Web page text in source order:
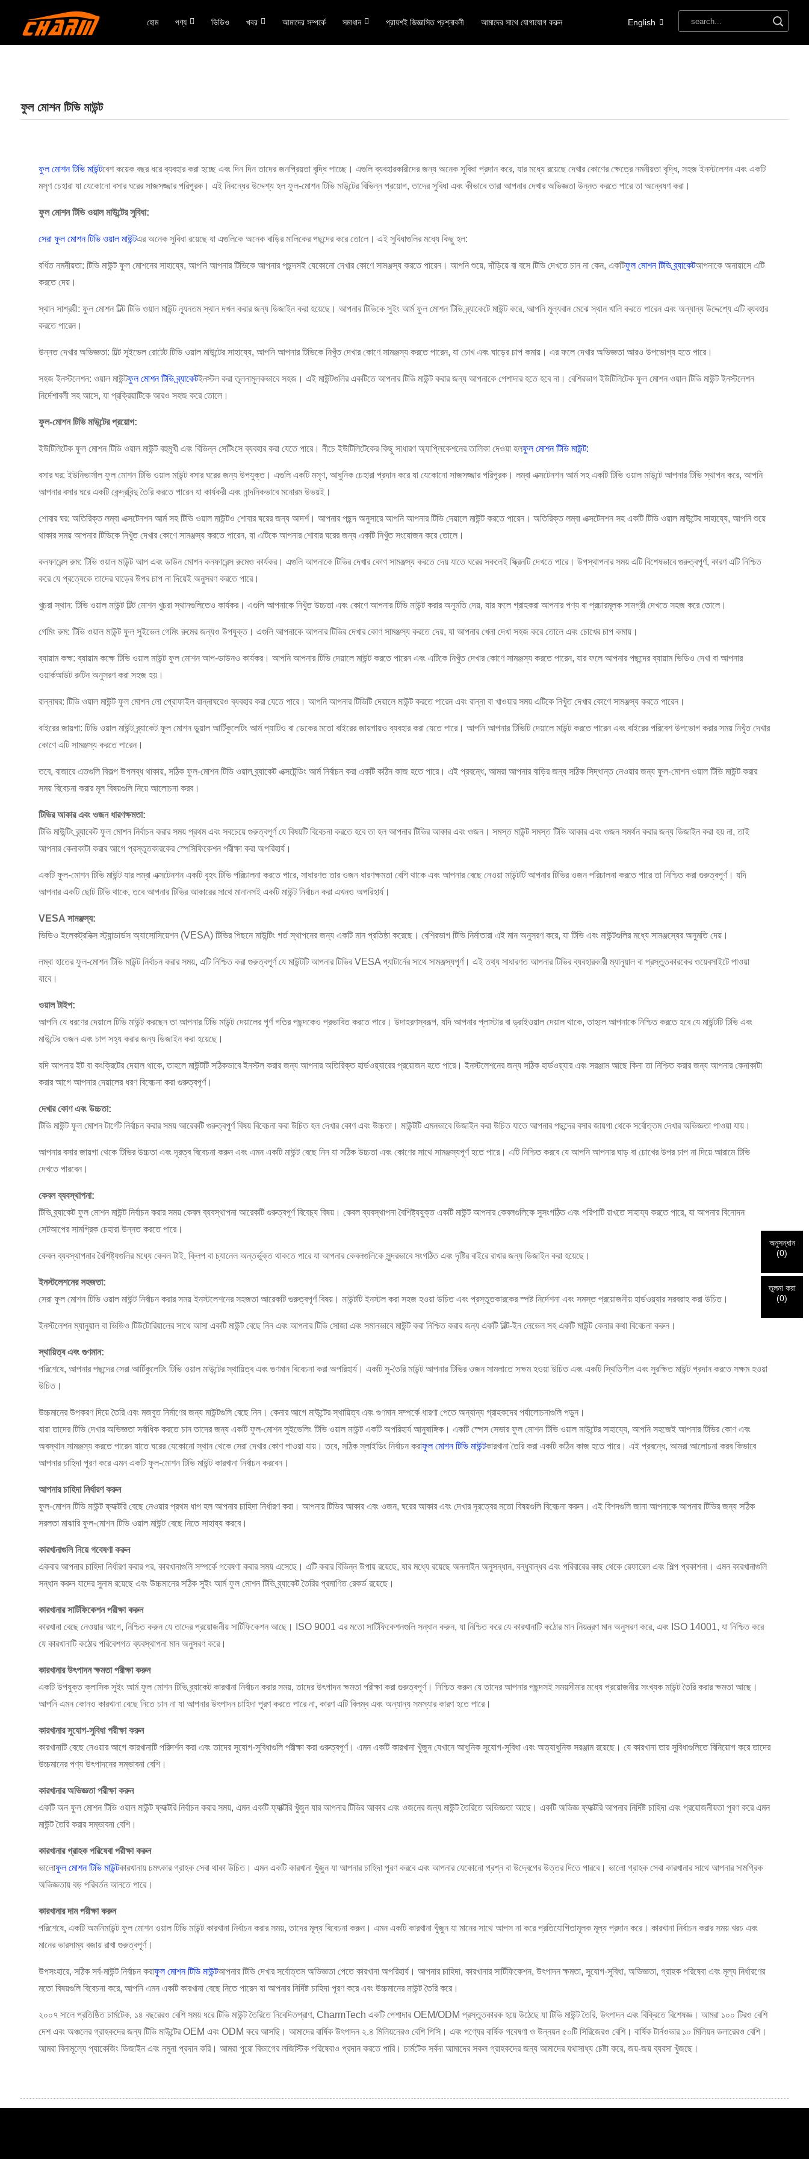
হোম পণ্য ভিডিও খবর আমাদের সম্পর্কে সমাধান প্রায়শই জিজ্ঞাসিত প্রশ্নাবলী আমাদের সাথে যোগাযোগ করুন English
ফুল মোশন টিভি মাউন্ট
ফুল মোশন টিভি মাউন্টবেশ কয়েক বছর ধরে ব্যবহার করা হচ্ছে এবং দিন দিন তাদের জনপ্রিয়তা বৃদ্ধি পাচ্ছে। এগুলি ব্যবহারকারীদের জন্য অনেক সুবিধা প্রদান করে, যার মধ্যে রয়েছে দেখার কোণের ক্ষেত্রে নমনীয়তা বৃদ্ধি, সহজ ইনস্টলেশন এবং একটি
মসৃণ চেহারা যা যেকোনো বসার ঘরের সাজসজ্জার পরিপূরক। এই নিবন্ধের উদ্দেশ্য হল ফুল-মোশন টিভি মাউন্টের বিভিন্ন প্রয়োগ, তাদের সুবিধা এবং কীভাবে তারা আপনার দেখার অভিজ্ঞতা উন্নত করতে পারে তা অন্বেষণ করা।
ফুল মোশন টিভি ওয়াল মাউন্টের সুবিধা:
সেরা ফুল মোশন টিভি ওয়াল মাউন্টএর অনেক সুবিধা রয়েছে যা এগুলিকে অনেক বাড়ির মালিকের পছন্দের করে তোলে। এই সুবিধাগুলির মধ্যে কিছু হল:
বর্ধিত নমনীয়তা: টিভি মাউন্ট ফুল মোশনের সাহায্যে, আপনি আপনার টিভিকে আপনার পছন্দসই যেকোনো দেখার কোণে সামঞ্জস্য করতে পারেন। আপনি শুয়ে, দাঁড়িয়ে বা বসে টিভি দেখতে চান না কেন, একটিফুল মোশন টিভি ব্র্যাকেটআপনাকে অনায়াসে এটি
করতে দেয়।
স্থান সাশ্রয়ী: ফুল মোশন টিল্ট টিভি ওয়াল মাউন্ট ন্যূনতম স্থান দখল করার জন্য ডিজাইন করা হয়েছে। আপনার টিভিকে সুইং আর্ম ফুল মোশন টিভি ব্র্যাকেটে মাউন্ট করে, আপনি মূল্যবান মেঝে স্থান খালি করতে পারেন এবং অন্যান্য উদ্দেশ্যে এটি ব্যবহার
করতে পারেন।
উন্নত দেখার অভিজ্ঞতা: টিল্ট সুইভেল রোটেট টিভি ওয়াল মাউন্টের সাহায্যে, আপনি আপনার টিভিকে নিখুঁত দেখার কোণে সামঞ্জস্য করতে পারেন, যা চোখ এবং ঘাড়ের চাপ কমায়। এর ফলে দেখার অভিজ্ঞতা আরও উপভোগ্য হতে পারে।
সহজ ইনস্টলেশন: ওয়াল মাউন্টফুল মোশন টিভি ব্র্যাকেটইনস্টল করা তুলনামূলকভাবে সহজ। এই মাউন্টগুলির একটিতে আপনার টিভি মাউন্ট করার জন্য আপনাকে পেশাদার হতে হবে না। বেশিরভাগ ইউটিলিটেক ফুল মোশন ওয়াল টিভি মাউন্ট ইনস্টলেশন
নির্দেশাবলী সহ আসে, যা প্রক্রিয়াটিকে আরও সহজ করে তোলে।
ফুল-মোশন টিভি মাউন্টের প্রয়োগ:
ইউটিলিটেক ফুল মোশন টিভি ওয়াল মাউন্ট বহুমুখী এবং বিভিন্ন সেটিংসে ব্যবহার করা যেতে পারে। নীচে ইউটিলিটেকের কিছু সাধারণ অ্যাপ্লিকেশনের তালিকা দেওয়া হলফুল মোশন টিভি মাউন্ট:
বসার ঘর: ইউনিভার্সাল ফুল মোশন টিভি ওয়াল মাউন্ট বসার ঘরের জন্য উপযুক্ত। এগুলি একটি মসৃণ, আধুনিক চেহারা প্রদান করে যা যেকোনো সাজসজ্জার পরিপূরক। লম্বা এক্সটেনশন আর্ম সহ একটি টিভি ওয়াল মাউন্টে আপনার টিভি স্থাপন করে, আপনি
আপনার বসার ঘরে একটি কেন্দ্রবিন্দু তৈরি করতে পারেন যা কার্যকরী এবং নান্দনিকভাবে মনোরম উভয়ই।
শোবার ঘর: অতিরিক্ত লম্বা এক্সটেনশন আর্ম সহ টিভি ওয়াল মাউন্টও শোবার ঘরের জন্য আদর্শ। আপনার পছন্দ অনুসারে আপনি আপনার টিভি দেয়ালে মাউন্ট করতে পারেন। অতিরিক্ত লম্বা এক্সটেনশন সহ একটি টিভি ওয়াল মাউন্টের সাহায্যে, আপনি শুয়ে
থাকার সময় আপনার টিভিকে নিখুঁত দেখার কোণে সামঞ্জস্য করতে পারেন, যা এটিকে আপনার শোবার ঘরের জন্য একটি নিখুঁত সংযোজন করে তোলে।
কনফারেন্স রুম: টিভি ওয়াল মাউন্ট আপ এবং ডাউন মোশন কনফারেন্স রুমেও কার্যকর। এগুলি আপনাকে টিভির দেখার কোণ সামঞ্জস্য করতে দেয় যাতে ঘরের সকলেই স্ক্রিনটি দেখতে পারে। উপস্থাপনার সময় এটি বিশেষভাবে গুরুত্বপূর্ণ, কারণ এটি নিশ্চিত
করে যে প্রত্যেকে তাদের ঘাড়ের উপর চাপ না দিয়েই অনুসরণ করতে পারে।
খুচরা স্থান: টিভি ওয়াল মাউন্ট টিল্ট মোশন খুচরা স্থানগুলিতেও কার্যকর। এগুলি আপনাকে নিখুঁত উচ্চতা এবং কোণে আপনার টিভি মাউন্ট করার অনুমতি দেয়, যার ফলে গ্রাহকরা আপনার পণ্য বা প্রচারমূলক সামগ্রী দেখতে সহজ করে তোলে।
গেমিং রুম: টিভি ওয়াল মাউন্ট ফুল সুইভেল গেমিং রুমের জন্যও উপযুক্ত। এগুলি আপনাকে আপনার টিভির দেখার কোণ সামঞ্জস্য করতে দেয়, যা আপনার খেলা দেখা সহজ করে তোলে এবং চোখের চাপ কমায়।
ব্যায়াম কক্ষ: ব্যায়াম কক্ষে টিভি ওয়াল মাউন্ট ফুল মোশন আপ-ডাউনও কার্যকর। আপনি আপনার টিভি দেয়ালে মাউন্ট করতে পারেন এবং এটিকে নিখুঁত দেখার কোণে সামঞ্জস্য করতে পারেন, যার ফলে আপনার পছন্দের ব্যায়াম ভিডিও দেখা বা আপনার
ওয়ার্কআউট রুটিন অনুসরণ করা সহজ হয়।
রান্নাঘর: টিভি ওয়াল মাউন্ট ফুল মোশন লো প্রোফাইল রান্নাঘরেও ব্যবহার করা যেতে পারে। আপনি আপনার টিভিটি দেয়ালে মাউন্ট করতে পারেন এবং রান্না বা খাওয়ার সময় এটিকে নিখুঁত দেখার কোণে সামঞ্জস্য করতে পারেন।
বাইরের জায়গা: টিভি ওয়াল মাউন্ট ব্র্যাকেট ফুল মোশন ডুয়াল আর্টিকুলেটিং আর্ম প্যাটিও বা ডেকের মতো বাইরের জায়গায়ও ব্যবহার করা যেতে পারে। আপনি আপনার টিভিটি দেয়ালে মাউন্ট করতে পারেন এবং বাইরের পরিবেশ উপভোগ করার সময় নিখুঁত দেখার
কোণে এটি সামঞ্জস্য করতে পারেন।
তবে, বাজারে এতগুলি বিকল্প উপলব্ধ থাকায়, সঠিক ফুল-মোশন টিভি ওয়াল ব্র্যাকেট এক্সটেন্ডিং আর্ম নির্বাচন করা একটি কঠিন কাজ হতে পারে। এই প্রবন্ধে, আমরা আপনার বাড়ির জন্য সঠিক সিদ্ধান্ত নেওয়ার জন্য ফুল-মোশন ওয়াল টিভি মাউন্ট করার
সময় বিবেচনা করার মূল বিষয়গুলি নিয়ে আলোচনা করব।
টিভির আকার এবং ওজন ধারণক্ষমতা:
টিভি মাউন্টিং ব্র্যাকেট ফুল মোশন নির্বাচন করার সময় প্রথম এবং সবচেয়ে গুরুত্বপূর্ণ যে বিষয়টি বিবেচনা করতে হবে তা হল আপনার টিভির আকার এবং ওজন। সমস্ত মাউন্ট সমস্ত টিভি আকার এবং ওজন সমর্থন করার জন্য ডিজাইন করা হয় না, তাই
আপনার কেনাকাটা করার আগে প্রস্তুতকারকের স্পেসিফিকেশন পরীক্ষা করা অপরিহার্য।
একটি ফুল-মোশন টিভি মাউন্ট যার লম্বা এক্সটেনশন একটি বৃহৎ টিভি পরিচালনা করতে পারে, সাধারণত তার ওজন ধারণক্ষমতা বেশি থাকে এবং আপনার বেছে নেওয়া মাউন্টটি আপনার টিভির ওজন পরিচালনা করতে পারে তা নিশ্চিত করা গুরুত্বপূর্ণ। যদি
আপনার একটি ছোট টিভি থাকে, তবে আপনার টিভির আকারের সাথে মানানসই একটি মাউন্ট নির্বাচন করা এখনও অপরিহার্য।
VESA সামঞ্জস্য:
ভিডিও ইলেকট্রনিক্স স্ট্যান্ডার্ডস অ্যাসোসিয়েশন (VESA) টিভির পিছনে মাউন্টিং গর্ত স্থাপনের জন্য একটি মান প্রতিষ্ঠা করেছে। বেশিরভাগ টিভি নির্মাতারা এই মান অনুসরণ করে, যা টিভি এবং মাউন্টগুলির মধ্যে সামঞ্জস্যের অনুমতি দেয়।
লম্বা হাতের ফুল-মোশন টিভি মাউন্ট নির্বাচন করার সময়, এটি নিশ্চিত করা গুরুত্বপূর্ণ যে মাউন্টটি আপনার টিভির VESA প্যাটার্নের সাথে সামঞ্জস্যপূর্ণ। এই তথ্য সাধারণত আপনার টিভির ব্যবহারকারী ম্যানুয়াল বা প্রস্তুতকারকের ওয়েবসাইটে পাওয়া
যাবে।
ওয়াল টাইপ:
আপনি যে ধরণের দেয়ালে টিভি মাউন্ট করছেন তা আপনার টিভি মাউন্ট দেয়ালের পূর্ণ গতির পছন্দকেও প্রভাবিত করতে পারে। উদাহরণস্বরূপ, যদি আপনার প্লাস্টার বা ড্রাইওয়াল দেয়াল থাকে, তাহলে আপনাকে নিশ্চিত করতে হবে যে মাউন্টটি টিভি এবং
মাউন্টের ওজন এবং চাপ সহ্য করার জন্য ডিজাইন করা হয়েছে।
যদি আপনার ইট বা কংক্রিটের দেয়াল থাকে, তাহলে মাউন্টটি সঠিকভাবে ইনস্টল করার জন্য আপনার অতিরিক্ত হার্ডওয়্যারের প্রয়োজন হতে পারে। ইনস্টলেশনের জন্য সঠিক হার্ডওয়্যার এবং সরঞ্জাম আছে কিনা তা নিশ্চিত করার জন্য আপনার কেনাকাটা
করার আগে আপনার দেয়ালের ধরণ বিবেচনা করা গুরুত্বপূর্ণ।
দেখার কোণ এবং উচ্চতা:
টিভি মাউন্ট ফুল মোশন টার্গেট নির্বাচন করার সময় আরেকটি গুরুত্বপূর্ণ বিষয় বিবেচনা করা উচিত হল দেখার কোণ এবং উচ্চতা। মাউন্টটি এমনভাবে ডিজাইন করা উচিত যাতে আপনার পছন্দের বসার জায়গা থেকে সর্বোত্তম দেখার অভিজ্ঞতা পাওয়া যায়।
আপনার বসার জায়গা থেকে টিভির উচ্চতা এবং দূরত্ব বিবেচনা করুন এবং এমন একটি মাউন্ট বেছে নিন যা সঠিক উচ্চতা এবং কোণের সাথে সামঞ্জস্যপূর্ণ হতে পারে। এটি নিশ্চিত করবে যে আপনি আপনার ঘাড় বা চোখের উপর চাপ না দিয়ে আরামে টিভি
দেখতে পারবেন।
কেবল ব্যবস্থাপনা:
টিভি ব্র্যাকেট ফুল মোশন মাউন্ট নির্বাচন করার সময় কেবল ব্যবস্থাপনা আরেকটি গুরুত্বপূর্ণ বিবেচ্য বিষয়। কেবল ব্যবস্থাপনা বৈশিষ্ট্যযুক্ত একটি মাউন্ট আপনার কেবলগুলিকে সুসংগঠিত এবং পরিপাটি রাখতে সাহায্য করতে পারে, যা আপনার বিনোদন
সেটআপের সামগ্রিক চেহারা উন্নত করতে পারে।
কেবল ব্যবস্থাপনার বৈশিষ্ট্যগুলির মধ্যে কেবল টাই, ক্লিপ বা চ্যানেল অন্তর্ভুক্ত থাকতে পারে যা আপনার কেবলগুলিকে সুন্দরভাবে সংগঠিত এবং দৃষ্টির বাইরে রাখার জন্য ডিজাইন করা হয়েছে।
ইনস্টলেশনের সহজতা:
সেরা ফুল মোশন টিভি ওয়াল মাউন্ট নির্বাচন করার সময় ইনস্টলেশনের সহজতা আরেকটি গুরুত্বপূর্ণ বিষয়। মাউন্টটি ইনস্টল করা সহজ হওয়া উচিত এবং প্রস্তুতকারকের স্পষ্ট নির্দেশনা এবং সমস্ত প্রয়োজনীয় হার্ডওয়্যার সরবরাহ করা উচিত।
ইনস্টলেশন ম্যানুয়াল বা ভিডিও টিউটোরিয়ালের সাথে আসা একটি মাউন্ট বেছে নিন এবং আপনার টিভি সোজা এবং সমানভাবে মাউন্ট করা নিশ্চিত করার জন্য একটি বিল্ট-ইন লেভেল সহ একটি মাউন্ট কেনার কথা বিবেচনা করুন।
স্থায়িত্ব এবং গুণমান:
পরিশেষে, আপনার পছন্দের সেরা আর্টিকুলেটিং টিভি ওয়াল মাউন্টের স্থায়িত্ব এবং গুণমান বিবেচনা করা অপরিহার্য। একটি সু-তৈরি মাউন্ট আপনার টিভির ওজন সামলাতে সক্ষম হওয়া উচিত এবং একটি স্থিতিশীল এবং সুরক্ষিত মাউন্ট প্রদান করতে সক্ষম হওয়া
উচিত।
উচ্চমানের উপকরণ দিয়ে তৈরি এবং মজবুত নির্মাণের জন্য মাউন্টগুলি বেছে নিন। কেনার আগে মাউন্টের স্থায়িত্ব এবং গুণমান সম্পর্কে ধারণা পেতে অন্যান্য গ্রাহকদের পর্যালোচনাগুলি পড়ুন।
যারা তাদের টিভি দেখার অভিজ্ঞতা সর্বাধিক করতে চান তাদের জন্য একটি ফুল-মোশন সুইভেলিং টিভি ওয়াল মাউন্ট একটি অপরিহার্য আনুষাঙ্গিক। একটি স্পেস সেভার ফুল মোশন টিভি ওয়াল মাউন্টের সাহায্যে, আপনি সহজেই আপনার টিভির কোণ এবং
অবস্থান সামঞ্জস্য করতে পারেন যাতে ঘরের যেকোনো স্থান থেকে সেরা দেখার কোণ পাওয়া যায়। তবে, সঠিক স্লাইডিং নির্বাচন করাফুল মোশন টিভি মাউন্টকারখানা তৈরি করা একটি কঠিন কাজ হতে পারে। এই প্রবন্ধে, আমরা আলোচনা করব কিভাবে
আপনার চাহিদা পূরণ করে এমন একটি ফুল-মোশন টিভি মাউন্ট কারখানা নির্বাচন করবেন।
আপনার চাহিদা নির্ধারণ করুন
ফুল-মোশন টিভি মাউন্ট ফ্যাক্টরি বেছে নেওয়ার প্রথম ধাপ হল আপনার চাহিদা নির্ধারণ করা। আপনার টিভির আকার এবং ওজন, ঘরের আকার এবং দেখার দূরত্বের মতো বিষয়গুলি বিবেচনা করুন। এই বিশদগুলি জানা আপনাকে আপনার টিভির জন্য সঠিক
সরলতা মাঝারি ফুল-মোশন টিভি ওয়াল মাউন্ট বেছে নিতে সাহায্য করবে।
কারখানাগুলি নিয়ে গবেষণা করুন
একবার আপনার চাহিদা নির্ধারণ করার পর, কারখানাগুলি সম্পর্কে গবেষণা করার সময় এসেছে। এটি করার বিভিন্ন উপায় রয়েছে, যার মধ্যে রয়েছে অনলাইন অনুসন্ধান, বন্ধুবান্ধব এবং পরিবারের কাছ থেকে রেফারেল এবং শিল্প প্রকাশনা। এমন কারখানাগুলি
সন্ধান করুন যাদের সুনাম রয়েছে এবং উচ্চমানের সঠিক সুইং আর্ম ফুল মোশন টিভি ব্র্যাকেট তৈরির প্রমাণিত রেকর্ড রয়েছে।
কারখানার সার্টিফিকেশন পরীক্ষা করুন
কারখানা বেছে নেওয়ার আগে, নিশ্চিত করুন যে তাদের প্রয়োজনীয় সার্টিফিকেশন আছে। ISO 9001 এর মতো সার্টিফিকেশনগুলি সন্ধান করুন, যা নিশ্চিত করে যে কারখানাটি কঠোর মান নিয়ন্ত্রণ মান অনুসরণ করে, এবং ISO 14001, যা নিশ্চিত করে
যে কারখানাটি কঠোর পরিবেশগত ব্যবস্থাপনা মান অনুসরণ করে।
কারখানার উৎপাদন ক্ষমতা পরীক্ষা করুন
একটি উপযুক্ত ক্লাসিক সুইং আর্ম ফুল মোশন টিভি ব্র্যাকেট কারখানা নির্বাচন করার সময়, তাদের উৎপাদন ক্ষমতা পরীক্ষা করা গুরুত্বপূর্ণ। নিশ্চিত করুন যে তাদের আপনার পছন্দসই সময়সীমার মধ্যে প্রয়োজনীয় সংখ্যক মাউন্ট তৈরি করার ক্ষমতা আছে।
আপনি এমন কোনও কারখানা বেছে নিতে চান না যা আপনার উৎপাদন চাহিদা পূরণ করতে পারে না, কারণ এটি বিলম্ব এবং অন্যান্য সমস্যার কারণ হতে পারে।
কারখানার সুযোগ-সুবিধা পরীক্ষা করুন
কারখানাটি বেছে নেওয়ার আগে কারখানাটি পরিদর্শন করা এবং তাদের সুযোগ-সুবিধাগুলি পরীক্ষা করা গুরুত্বপূর্ণ। এমন একটি কারখানা খুঁজুন যেখানে আধুনিক সুযোগ-সুবিধা এবং অত্যাধুনিক সরঞ্জাম রয়েছে। যে কারখানা তার সুবিধাগুলিতে বিনিয়োগ করে তাদের
উচ্চমানের পণ্য উৎপাদনের সম্ভাবনা বেশি।
কারখানার অভিজ্ঞতা পরীক্ষা করুন
একটি অন ফুল মোশন টিভি ওয়াল মাউন্ট ফ্যাক্টরি নির্বাচন করার সময়, এমন একটি ফ্যাক্টরি খুঁজুন যার আপনার টিভির আকার এবং ওজনের জন্য মাউন্ট তৈরিতে অভিজ্ঞতা আছে। একটি অভিজ্ঞ ফ্যাক্টরি আপনার নির্দিষ্ট চাহিদা এবং প্রয়োজনীয়তা পূরণ করে এমন
মাউন্ট তৈরি করার সম্ভাবনা বেশি।
কারখানার গ্রাহক পরিষেবা পরীক্ষা করুন
ভালোফুল মোশন টিভি মাউন্টকারখানায় চমৎকার গ্রাহক সেবা থাকা উচিত। এমন একটি কারখানা খুঁজুন যা আপনার চাহিদা পূরণ করবে এবং আপনার যেকোনো প্রশ্ন বা উদ্বেগের উত্তর দিতে পারবে। ভালো গ্রাহক সেবা কারখানার সাথে আপনার সামগ্রিক
অভিজ্ঞতায় বড় পরিবর্তন আনতে পারে।
কারখানার দাম পরীক্ষা করুন
পরিশেষে, একটি অমনিমাউন্ট ফুল মোশন ওয়াল টিভি মাউন্ট কারখানা নির্বাচন করার সময়, তাদের মূল্য বিবেচনা করুন। এমন একটি কারখানা খুঁজুন যা মানের সাথে আপস না করে প্রতিযোগিতামূলক মূল্য প্রদান করে। কারখানা নির্বাচন করার সময় খরচ এবং
মানের ভারসাম্য বজায় রাখা গুরুত্বপূর্ণ।
উপসংহারে, সঠিক সর্ব-মাউন্ট নির্বাচন করাফুল মোশন টিভি মাউন্টআপনার টিভি দেখার সর্বোত্তম অভিজ্ঞতা পেতে কারখানা অপরিহার্য। আপনার চাহিদা, কারখানার সার্টিফিকেশন, উৎপাদন ক্ষমতা, সুযোগ-সুবিধা, অভিজ্ঞতা, গ্রাহক পরিষেবা এবং মূল্য নির্ধারণের
মতো বিষয়গুলি বিবেচনা করে, আপনি এমন একটি কারখানা বেছে নিতে পারেন যা আপনার নির্দিষ্ট চাহিদা পূরণ করে এবং উচ্চমানের মাউন্ট তৈরি করে।
২০০৭ সালে প্রতিষ্ঠিত চার্মটেক, ১৪ বছরেরও বেশি সময় ধরে টিভি মাউন্ট তৈরিতে নিবেদিতপ্রাণ, CharmTech একটি পেশাদার OEM/ODM প্রস্তুতকারক হয়ে উঠেছে যা টিভি মাউন্ট তৈরি, উৎপাদন এবং বিক্রিতে বিশেষজ্ঞ। আমরা ১০০ টিরও বেশি
দেশ এবং অঞ্চলের গ্রাহকদের জন্য টিভি মাউন্টের OEM এবং ODM করে আসছি। আমাদের বার্ষিক উৎপাদন ২.৪ মিলিয়নেরও বেশি পিসি। এবং পণ্যের বার্ষিক গবেষণা ও উন্নয়ন ৫০টি সিরিজেরও বেশি। বার্ষিক টার্নওভার ১০ মিলিয়ন ডলারেরও বেশি।
আমরা বিনামূল্যে প্যাকেজিং ডিজাইন এবং নমুনা প্রদান করি। আমরা পুরো বিভাগের লজিস্টিক পরিষেবাও প্রদান করতে পারি। চার্মটেক সর্বদা আমাদের সকল গ্রাহকদের জন্য আমাদের যথাসাধ্য চেষ্টা করে, জয়-জয় ব্যবসা খুঁজছে।
CHARM এর গ্রাহক
নতুন দর্শনার্থী
×
আপনার পরিচয় যাচাই করুন
বর্তমান কাজের ইমেল ঠিকানাটি লিখুন।
জমা দিন
×
আমরা আপনার অনুরোধ পেয়েছি এবং আমরা যাচাই করুন
তোমার জমা দেওয়া
প্রমাণীকরণ এবং অনুমোদনের জন্য তথ্য। একবার
অনুসন্ধান
(0)
তুলনা করা
(0)